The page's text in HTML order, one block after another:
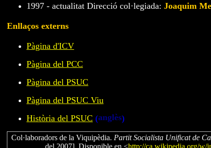
1997 - actualitat Direcció col·legiada: Joaquim
Enllaços externs
Pàgina d'ICV
Pàgina del PCC
Pàgina del PSUC
Pàgina del PSUC Viu
Història del PSUC (anglès)
Col·laboradors de la Viquipèdia. Partit Socialista Unificat de
del 2007]. Disponible en <http://ca.wikipedia.org/w/